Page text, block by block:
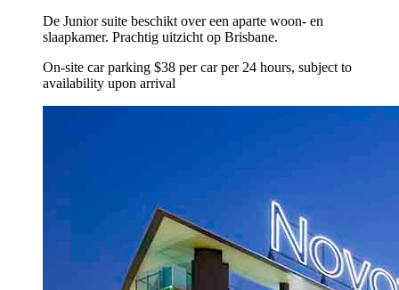
De Junior suite beschikt over een aparte woon- en
slaapkamer. Prachtig uitzicht op Brisbane.
On-site car parking $38 per car per 24 hours, subject to
availability upon arrival